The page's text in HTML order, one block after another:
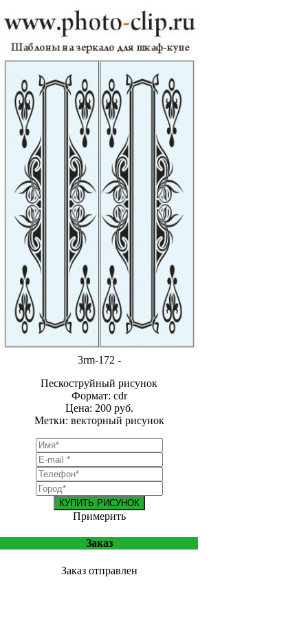
3rm-172 -
Пескоструйный рисунок
Формат: cdr
Цена: 200 руб.
Метки: векторный рисунок
КУПИТЬ РИСУНОК
Примерить
Заказ
Заказ отправлен